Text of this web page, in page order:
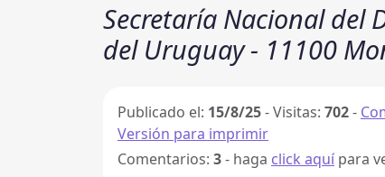
Secretaría Nacional del
del Uruguay - 11100
Publicado el: 15/8/25-Visitas: 702-
Versión para imprimir
Comentarios: 3- haga click aquí para